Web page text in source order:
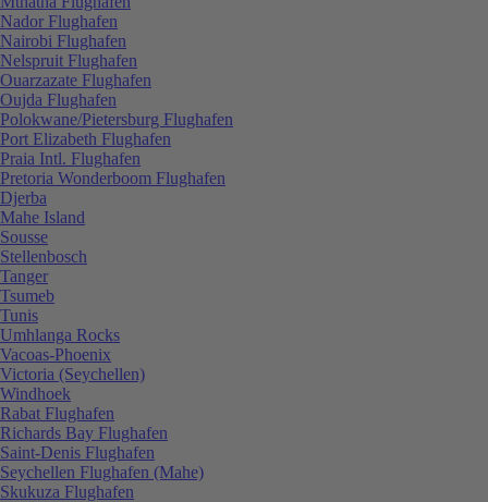
Nador Flughafen
Nairobi Flughafen
Nelspruit Flughafen
Ouarzazate Flughafen
Oujda Flughafen
Polokwane/Pietersburg Flughafen
Port Elizabeth Flughafen
Praia Intl. Flughafen
Pretoria Wonderboom Flughafen
Djerba
Mahe Island
Sousse
Stellenbosch
Tanger
Tsumeb
Tunis
Umhlanga Rocks
Vacoas-Phoenix
Victoria (Seychellen)
Windhoek
Rabat Flughafen
Richards Bay Flughafen
Saint-Denis Flughafen
Seychellen Flughafen (Mahe)
Skukuza Flughafen